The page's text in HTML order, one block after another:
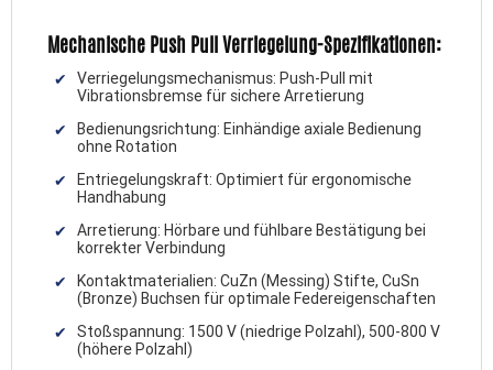
Mechanische Push Pull Verriegelung-Spezifikationen:
Verriegelungsmechanismus: Push-Pull mit
Vibrationsbremse für sichere Arretierung
Bedienungsrichtung: Einhändige axiale Bedienung
ohne Rotation
Entriegelungskraft: Optimiert für ergonomische
Handhabung
Arretierung: Hörbare und fühlbare Bestätigung bei
korrekter Verbindung
Kontaktmaterialien: CuZn (Messing) Stifte, CuSn
(Bronze) Buchsen für optimale Federeigenschaften
Stoßspannung: 1500 V (niedrige Polzahl), 500-800 V
(höhere Polzahl)